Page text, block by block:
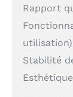
Rapport
Stabilité